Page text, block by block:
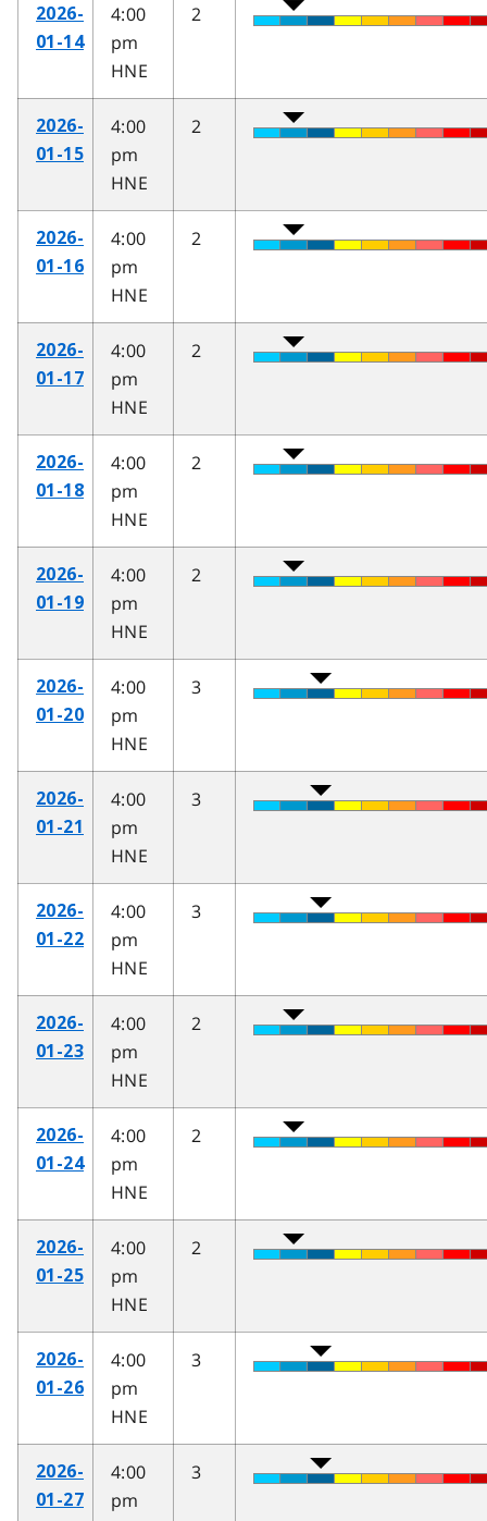
2026-
01-14
4:00
pm
HNE
2
2026-
01-15
4:00
pm
HNE
2
2026-
01-16
4:00
pm
HNE
2
2026-
01-17
4:00
pm
HNE
2
2026-
01-18
4:00
pm
HNE
2
2026-
01-19
4:00
pm
HNE
2
2026-
01-20
4:00
pm
HNE
3
2026-
01-21
4:00
pm
HNE
3
2026-
01-22
4:00
pm
HNE
3
2026-
01-23
4:00
pm
HNE
2
2026-
01-24
4:00
pm
HNE
2
2026-
01-25
4:00
pm
HNE
2
2026-
01-26
4:00
pm
HNE
3
2026-
01-27
4:00
pm
3